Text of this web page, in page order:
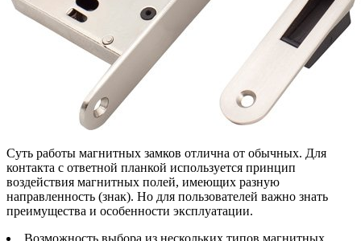
Суть работы магнитных замков отлична от обычных. Для
контакта с ответной планкой используется принцип
воздействия магнитных полей, имеющих разную
направленность (знак). Но для пользователей важно знать
преимущества и особенности эксплуатации.
Возможность выбора из нескольких типов магнитных